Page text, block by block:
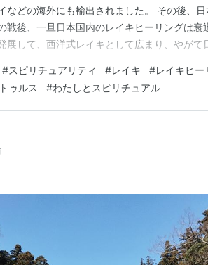
などの海外にも輸出されました。 その後、
戦後、一旦日本国内のレイキヒーリングは衰
展して、西洋式レイキとして広まり、やがて
ていて、基本的には西洋式レイキのほうが発
馬山について、約100万年前にア…
#スピリチュアリティ #レイキ #レイキヒー
ゥルス #わたしとスピリチュアル